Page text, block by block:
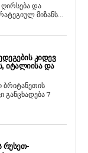
და
მიზანს...
ᲙᲘᲓᲔᲕ
ᲘᲢᲐᲚᲘᲘᲡᲐ ᲓᲐ
ბრიტანეთის
განცხადება 7
ᲠᲣᲡᲔᲗ-